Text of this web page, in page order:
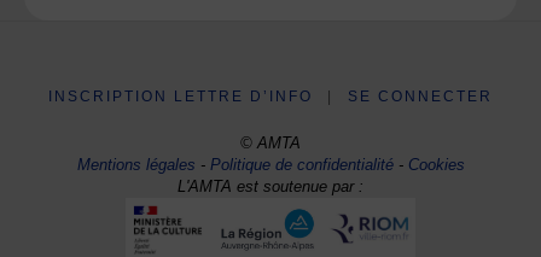
INSCRIPTION LETTRE D’INFO SE CONNECTER
© AMTA
Mentions légales -Politique de confidentialité- Cookies
L'AMTA est soutenue par :